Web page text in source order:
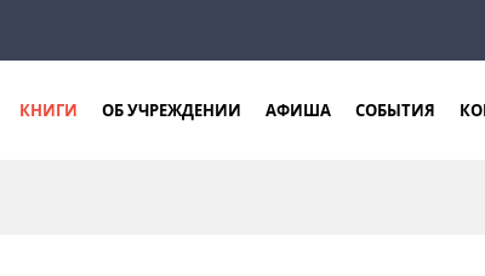
КНИГИ ОБ УЧРЕЖДЕНИИ АФИША СОБЫТИЯ